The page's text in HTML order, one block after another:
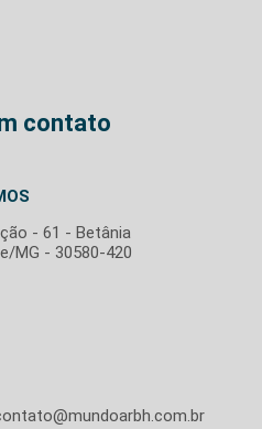
contato
- 61 - Betânia
MG - 30580-420